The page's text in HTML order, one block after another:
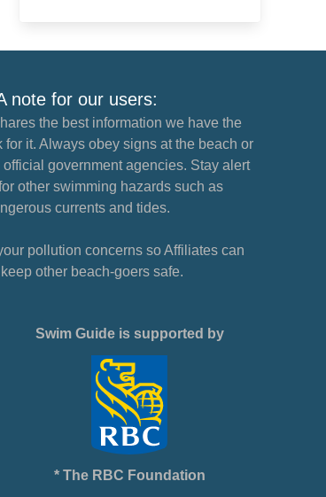
note for our users:
the best information we have the
for it. Always obey signs at the beach or
government agencies. Stay alert
other swimming hazards such as
currents and tides.
pollution concerns so Affiliates can
other beach-goers safe.
Swim Guide is supported by
* The RBC Foundation